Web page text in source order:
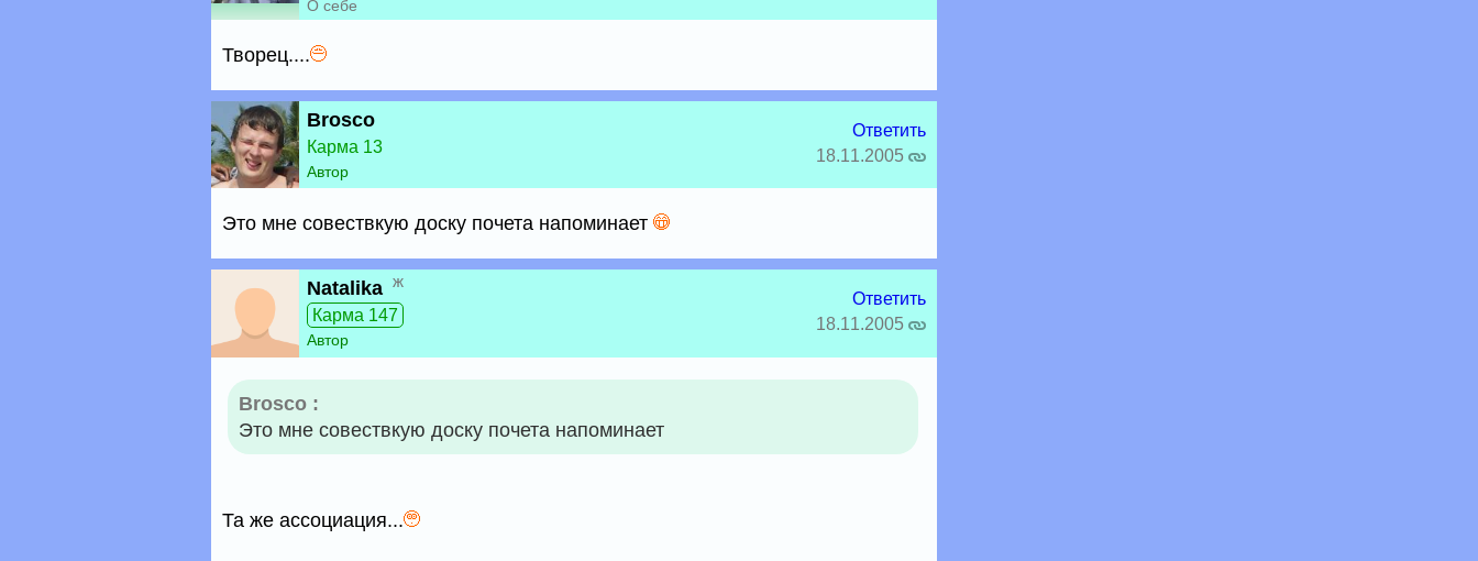
О себе
Творец....
Brosco
Карма 13
Автор
Ответить
18.11.2005
Это мне совествкую доску почета напоминает
Natalika ж
Карма 147
Автор
Ответить
18.11.2005
Brosco :
Это мне совествкую доску почета напоминает
Та же ассоциация...